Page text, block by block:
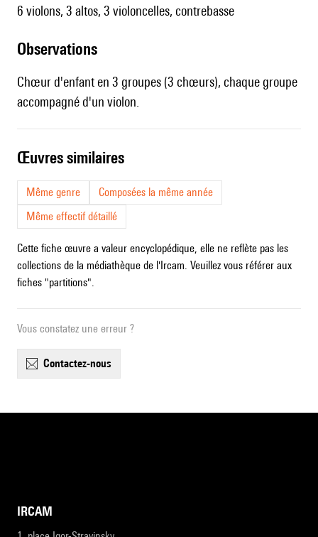
6 violons, 3 altos, 3 violoncelles, contrebasse
observations
Chœur d'enfant en 3 groupes (3 chœurs), chaque groupe
accompagné d'un violon.
œuvres similaires
Même genre
Composées la même année
Même effectif détaillé
Cette fiche œuvre a valeur encyclopédique, elle ne reflète pas les
collections de la médiathèque de l'Ircam. Veuillez vous référer aux
fiches "partitions".
Vous constatez une erreur ?
contactez-nous
IRCAM